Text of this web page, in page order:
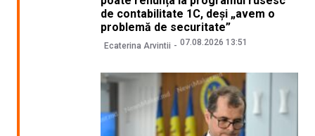
de contabilitate 1C, deși „avem o
problemă de securitate”
Ecaterina Arvintii 07.08.2026 13:51